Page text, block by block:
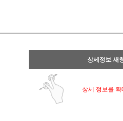
상세정보 새
상세 정보를